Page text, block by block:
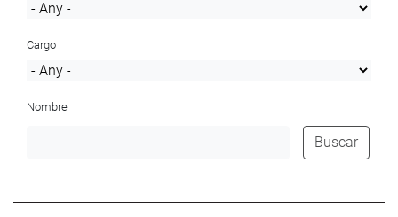
Cargo
Nombre
Buscar